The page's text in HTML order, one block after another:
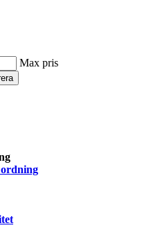
Max pris